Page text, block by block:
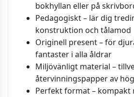
bokhyllan eller på
Pedagogiskt – lär dig
konstruktion och tålamod
Originell present – för
fantaster i alla åldrar
Miljövänligt material –
återvinningspapper av
Perfekt format – kompakt